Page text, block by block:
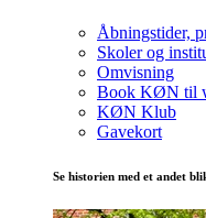
Åbningstider,
Skoler og
Omvisning
Book KØN til
KØN Klub
Gavekort
Se historien med et andet